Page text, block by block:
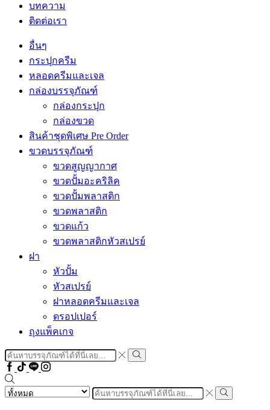
บทความ
ติดต่อเรา
อื่นๆ
กระปุกครีม
หลอดครีมและเจล
กล่องบรรจุภัณฑ์
กล่องกระปุก
กล่องขวด
สินค้าชุดพิเศษ Pre Order
ขวดบรรจุภัณฑ์
ขวดสูญญากาศ
ขวดปั้มอะคริลิค
ขวดปั้มพลาสติก
ขวดพลาสติก
ขวดแก้ว
ขวดพลาสติกหัวสเปรย์
ฝา
หัวปั้ม
หัวสเปรย์
ฝาหลอดครีมและเจล
ดรอปเปอร์
ถุงแพ็คเกจ
Search
input
Search
Facebook
TiktokLineInstragram
Search
input
Search